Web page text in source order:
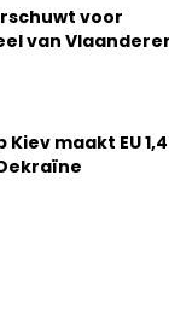
voor
van
maakt EU 1,4